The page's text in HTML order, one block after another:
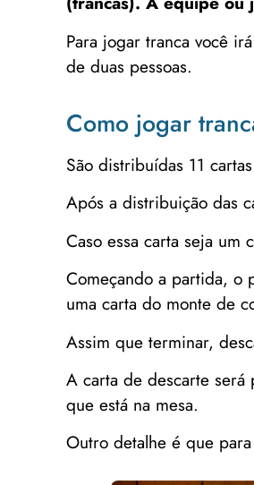
Para jogar tranca você
de duas pessoas.
Como jogar
São distribuídas 11
Após a distribuição das
Caso essa carta seja
Começando a partida, o
uma carta do monte de
Assim que terminar,
A carta de descarte
que está na mesa.
Outro detalhe é que